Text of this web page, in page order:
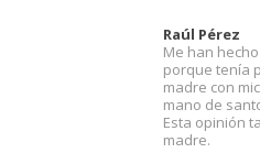
Raúl Pérez
Me han
porque tenía
madre con
mano de
Esta opinión
madre.